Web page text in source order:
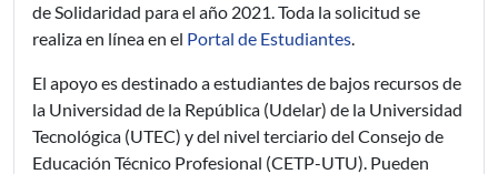
de Solidaridad para el año 2021. Toda la solicitud se
realiza en línea en el Portal de Estudiantes.
El apoyo es destinado a estudiantes de bajos recursos de
la Universidad de la República (Udelar) de la Universidad
Tecnológica (UTEC) y del nivel terciario del Consejo de
Educación Técnico Profesional (CETP-UTU). Pueden